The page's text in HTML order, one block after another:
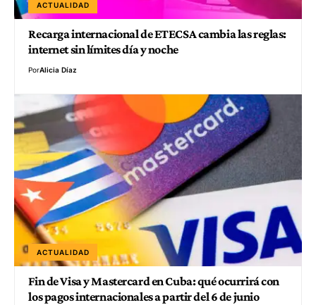
ACTUALIDAD
Recarga internacional de ETECSA cambia las reglas:
internet sin límites día y noche
PorAlicia Díaz
ACTUALIDAD
Fin de Visa y Mastercard en Cuba: qué ocurrirá con
los pagos internacionales a partir del 6 de junio